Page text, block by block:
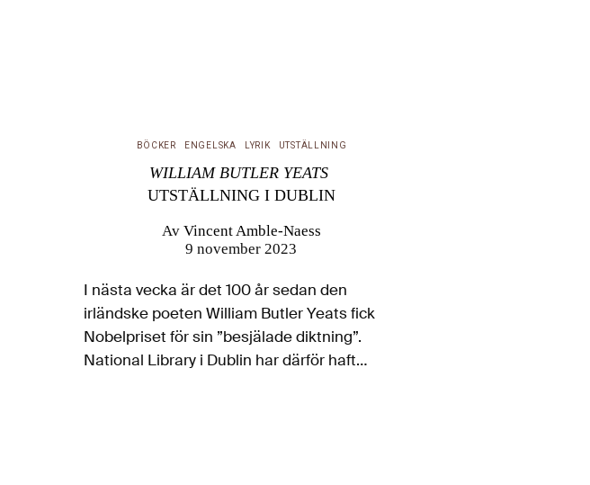
BÖCKER ENGELSKA LYRIK UTSTÄLLNING
WILLIAM BUTLER YEATS
UTSTÄLLNING I DUBLIN
Av Vincent Amble-Naess
9 november 2023
I nästa vecka är det 100 år sedan den
irländske poeten William Butler Yeats fick
Nobelpriset för sin ”besjälade diktning”.
National Library i Dublin har därför haft